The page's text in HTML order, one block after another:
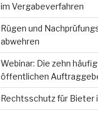
im Vergabeverfahren
Rügen und
abwehren
Webinar: Die zehn
öffentlichen
Rechtsschutz für Bieter